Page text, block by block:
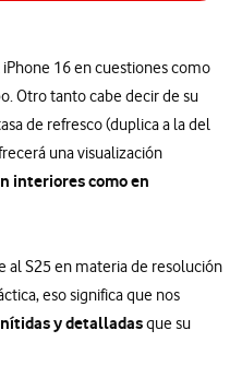
iPhone 16 en cuestiones como
Otro tanto cabe decir de su
de refresco (duplica a la del
una visualización
interiores como en
al S25 en materia de resolución
eso significa que nos
y detalladasque su